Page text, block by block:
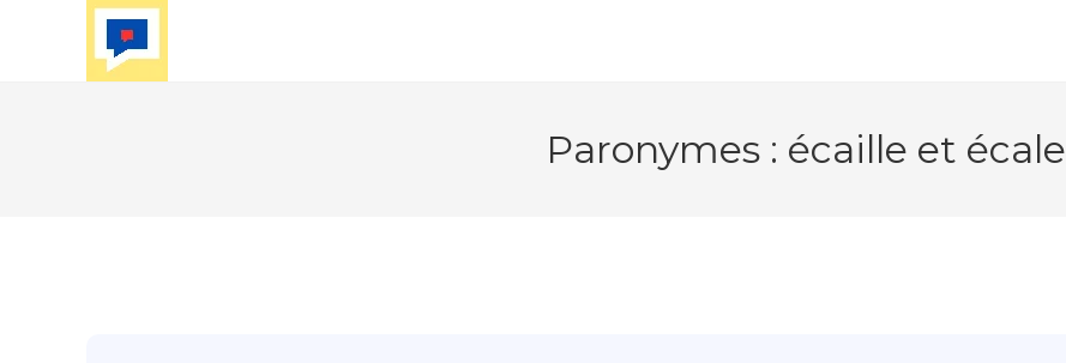
Paronymes : écaille et écale